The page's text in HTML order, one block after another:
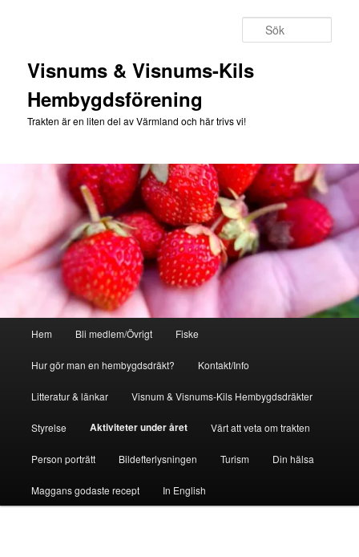
Visnums & Visnums-Kils
Hembygdsförening
Trakten är en liten del av Värmland och här trivs vi!
Hem Bli medlem/Övrigt Fiske
Hur gör man en hembygdsdräkt? Kontakt/Info
Litteratur & länkar Visnum & Visnums-Kils Hembygdsdräkter
Styrelse Aktiviteter under året Värt att veta om trakten
Person porträtt Bildefterlysningen Turism Din hälsa
Maggans godaste recept In English